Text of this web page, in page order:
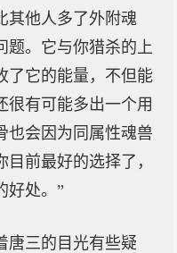
其他人多了外附魂
题。它与你猎杀的上
了它的能量，不但能
很有可能多出一个用
也会因为同属性魂兽
前最好的选择了，
好处。”
唐三的目光有些疑